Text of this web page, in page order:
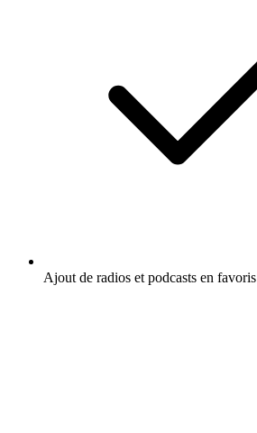
Ajout de radios et podcasts en favoris